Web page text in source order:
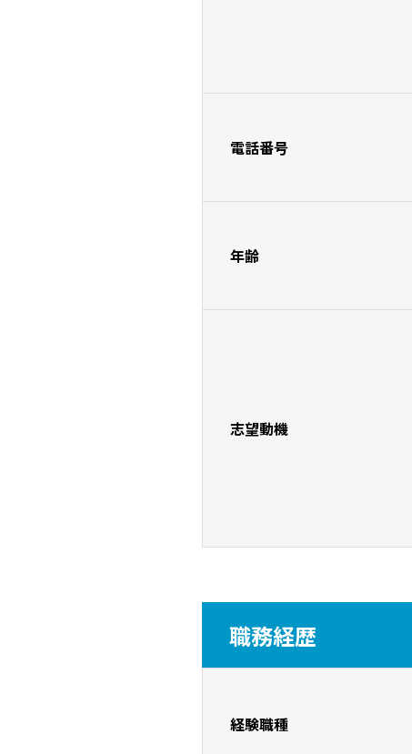
電話番号
年齢
志望動機
職務経歴
経験職種